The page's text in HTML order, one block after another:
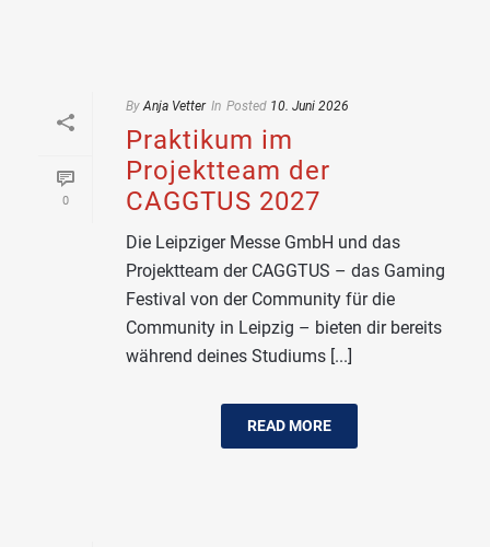
0
By Anja Vetter In Posted 10. Juni 2026
Praktikum im
Projektteam der
CAGGTUS 2027
Die Leipziger Messe GmbH und das
Projektteam der CAGGTUS – das Gaming
Festival von der Community für die
Community in Leipzig – bieten dir bereits
während deines Studiums [...]
READ MORE